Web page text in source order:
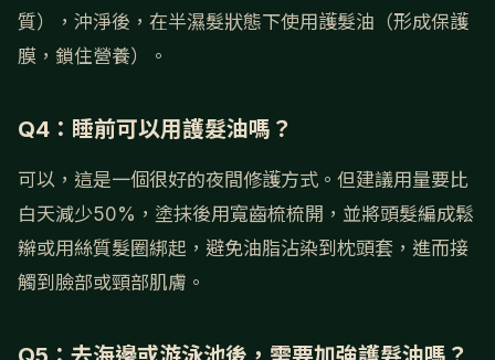
質），沖淨後，在半濕髮狀態下使用護髮油（形成保護
膜，鎖住營養）。
Q4：睡前可以用護髮油嗎？
可以，這是一個很好的夜間修護方式。但建議用量要比
白天減少50%，塗抹後用寬齒梳梳開，並將頭髮編成鬆
辮或用絲質髮圈綁起，避免油脂沾染到枕頭套，進而接
觸到臉部或頸部肌膚。